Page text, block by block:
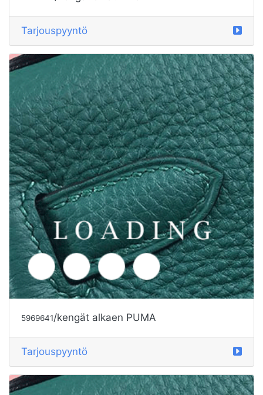
5969639 /kengät alkaen PUMA
Tarjouspyyntö
5969638/kengät alkaen PUMA
Tarjouspyyntö